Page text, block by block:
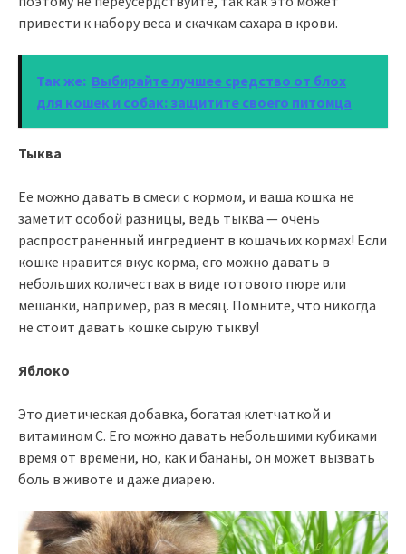
привести к набору веса и скачкам сахара в крови.
Так же: Выбирайте лучшее средство от блох
для кошек и собак: защитите своего питомца
Тыква
Ее можно давать в смеси с кормом, и ваша кошка не
заметит особой разницы, ведь тыква — очень
распространенный ингредиент в кошачьих кормах! Если
кошке нравится вкус корма, его можно давать в
небольших количествах в виде готового пюре или
мешанки, например, раз в месяц. Помните, что никогда
не стоит давать кошке сырую тыкву!
Яблоко
Это диетическая добавка, богатая клетчаткой и
витамином С. Его можно давать небольшими кубиками
время от времени, но, как и бананы, он может вызвать
боль в животе и даже диарею.